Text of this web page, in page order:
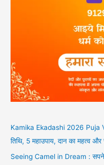
Kamika Ekadashi 2026 Puja
तिथि, 5 महाउपाय, दान का महत्व और
Seeing Camel in Dream :